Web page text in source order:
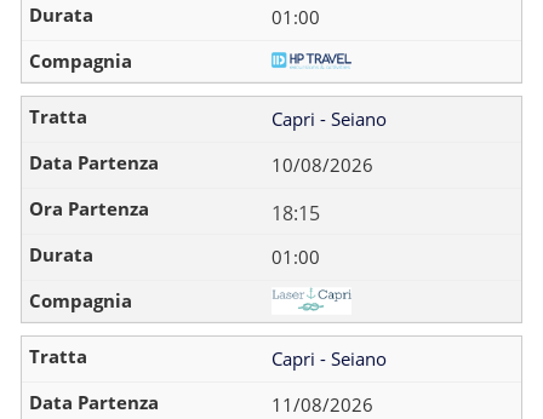
01:00
Capri - Seiano
10/08/2026
18:15
01:00
Capri - Seiano
11/08/2026